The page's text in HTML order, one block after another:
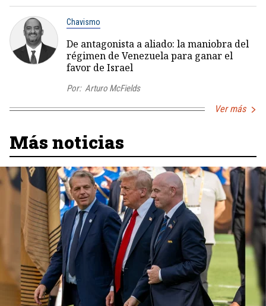
Chavismo
De antagonista a aliado: la maniobra del
régimen de Venezuela para ganar el
favor de Israel
Por: Arturo McFields
Ver más
Más noticias